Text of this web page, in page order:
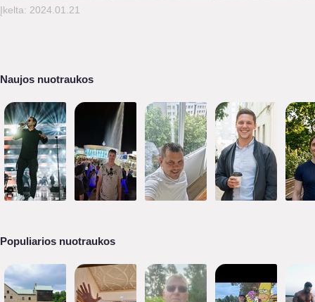
Įkelta: 2024.01.21
Naujos nuotraukos
Populiarios nuotraukos